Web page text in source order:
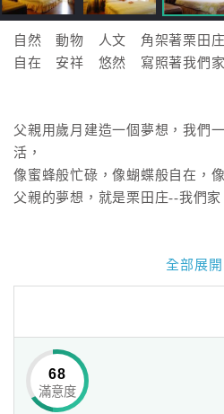
店
訂
房
HOT
特
色
民
宿
球
網
自然 動物 人文 角架著栗田庄
自在 安祥 悠然 寫照著我們家
父親用歲月建造一個夢想，我們
活，
像蜜蜂般忙碌，像蝴蝶般自在，
父親的夢想，就是栗田庄--我們家
曾經，這裡是一塊荒棄的梯田，
父親花費數年的精神和心力，親
於是芒草變成了花樹、梯地引流
屋子五六間、碧清一畝塘；南庄
於是春季放眼綠意、夏季滿山五
冬日則可賞庄內的櫻李爭豔，
我們在家裡擁抱自然，安然享受
全部展開
68
滿意度